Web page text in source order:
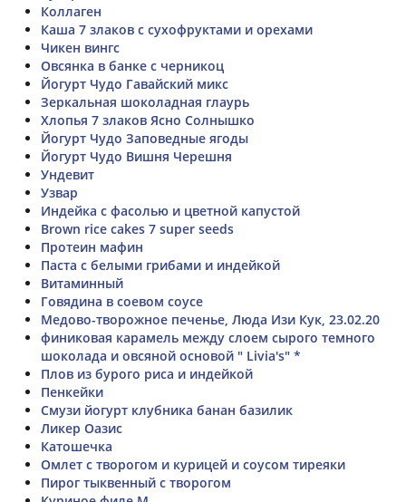
Коллаген
Каша 7 злаков с сухофруктами и орехами
Чикен вингс
Овсянка в банке с черникоц
Йогурт Чудо Гавайский микс
Зеркальная шоколадная глаурь
Хлопья 7 злаков Ясно Солнышко
Йогурт Чудо Заповедные ягоды
Йогурт Чудо Вишня Черешня
Ундевит
Узвар
Индейка с фасолью и цветной капустой
Brown rice cakes 7 super seeds
Протеин мафин
Паста с белыми грибами и индейкой
Витаминный
Говядина в соевом соусе
Медово-творожное печенье, Люда Изи Кук, 23.02.20
финиковая карамель между слоем сырого темного
шоколада и овсяной основой " Livia's" *
Плов из бурого риса и индейкой
Пенкейки
Смузи йогурт клубника банан базилик
Ликер Оазис
Катошечка
Омлет с творогом и курицей и соусом тиреяки
Пирог тыквенный с творогом